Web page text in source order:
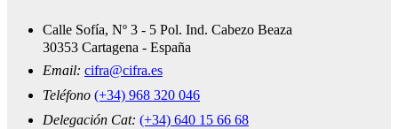
Calle Sofía, Nº 3 - 5 Pol. Ind. Cabezo Beaza
30353 Cartagena - España
Email: cifra@cifra.es
Teléfono (+34) 968 320 046
Delegación Cat: (+34) 640 15 66 68